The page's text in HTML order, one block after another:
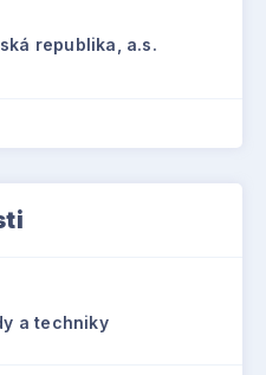
republika, a.s.
a techniky